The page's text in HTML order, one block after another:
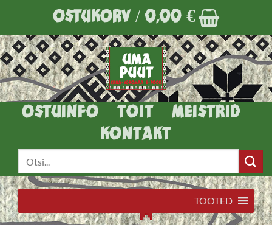
content
OSTUKORV /0,00 €
OSTUINFO TOIT
MEISTRID
KONTAKT
TOOTED